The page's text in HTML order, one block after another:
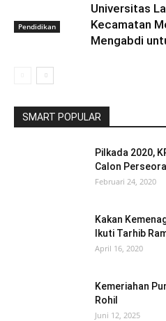
Pendidikan
Universitas
Kecamatan
Mengabdi
SMART POPULAR
Pilkada 2020,
Calon
Februari 24, 2020
Kakan
Ikuti Tarhib
April 16, 2020
Kemeriahan
Rohil
Juni 12, 2025